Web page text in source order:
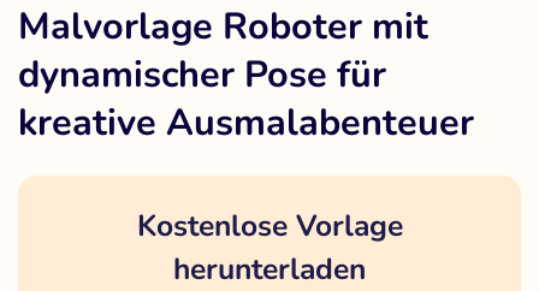
Malvorlage Roboter mit
dynamischer Pose für
kreative Ausmalabenteuer
Kostenlose Vorlage
herunterladen